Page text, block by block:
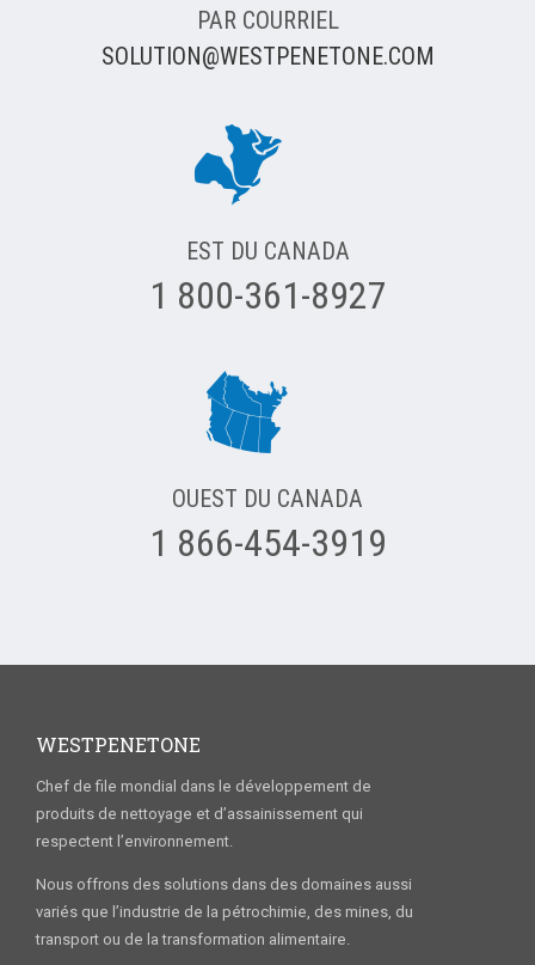
PAR COURRIEL
SOLUTION@WESTPENETONE.COM
EST DU CANADA
1 800-361-8927
OUEST DU CANADA
1 866-454-3919
WESTPENETONE
Chef de file mondial dans le développement de
produits de nettoyage et d’assainissement qui
respectent l’environnement.
Nous offrons des solutions dans des domaines aussi
variés que l’industrie de la pétrochimie, des mines, du
transport ou de la transformation alimentaire.